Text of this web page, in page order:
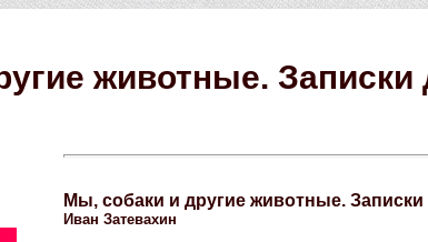
животные. Записки
Мы, собаки и другие животные.
Иван Затевахин